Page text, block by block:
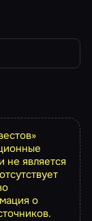
не является
о